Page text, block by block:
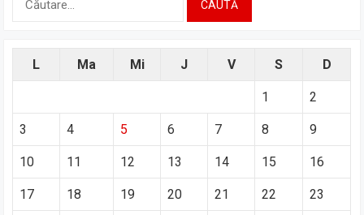
L Ma Mi J V S D
1 2
3 4 5 6 7 8 9
10 11 12 13 14 15 16
17 18 19 20 21 22 23